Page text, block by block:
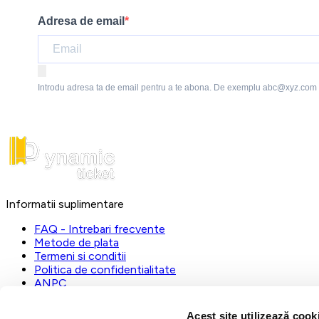
Acest site utilizează
Adresa de email
Introdu adresa ta de email pentru a te abona. De exemplu abc@xyz.com
Informatii suplimentare
FAQ - Intrebari frecvente
Metode de plata
Termeni si conditii
Politica de confidentialitate
ANPC